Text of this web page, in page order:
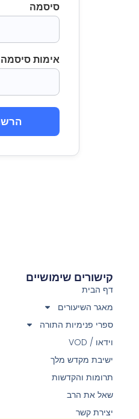
סיסמה
אימות סיסמה
הרשמה
קישורים שימושיים
דף הבית
מאגר השיעורים
ספרי פנימיות התורה
וידאו / VOD
ישיבת מקדש מלך
תרומות והקדשות
שאל את הרב
יצירת קשר